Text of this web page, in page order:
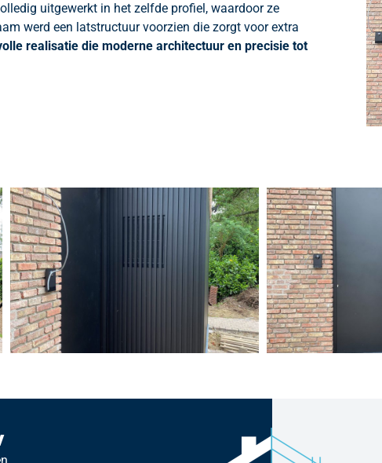
uitgewerkt in het zelfde profiel, waardoor ze
werd een latstructuur voorzien die zorgt voor extra
realisatie die moderne architectuur en precisie tot